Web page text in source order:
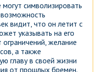
символизировать
видит, что он летит с
указывать на его
желание
а также
главу в своей жизни
от прошлых бремен.